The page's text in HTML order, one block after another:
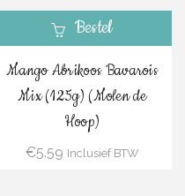
Bestel
Mango Abrikoos Bavarois
Mix (125g) (Molen de
Hoop)
€5.59 Inclusief BTW